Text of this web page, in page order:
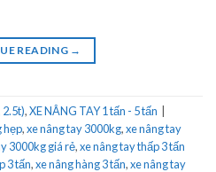
READING →
2.5t),XE NÂNG TAY 1 tấn - 5 tấn
hẹp,xe nâng tay 3000kg,xe nâng tay
3000kg giá rẻ,xe nâng tay thấp 3 tấn
3 tấn,xe nâng hàng 3 tấn,xe nâng tay